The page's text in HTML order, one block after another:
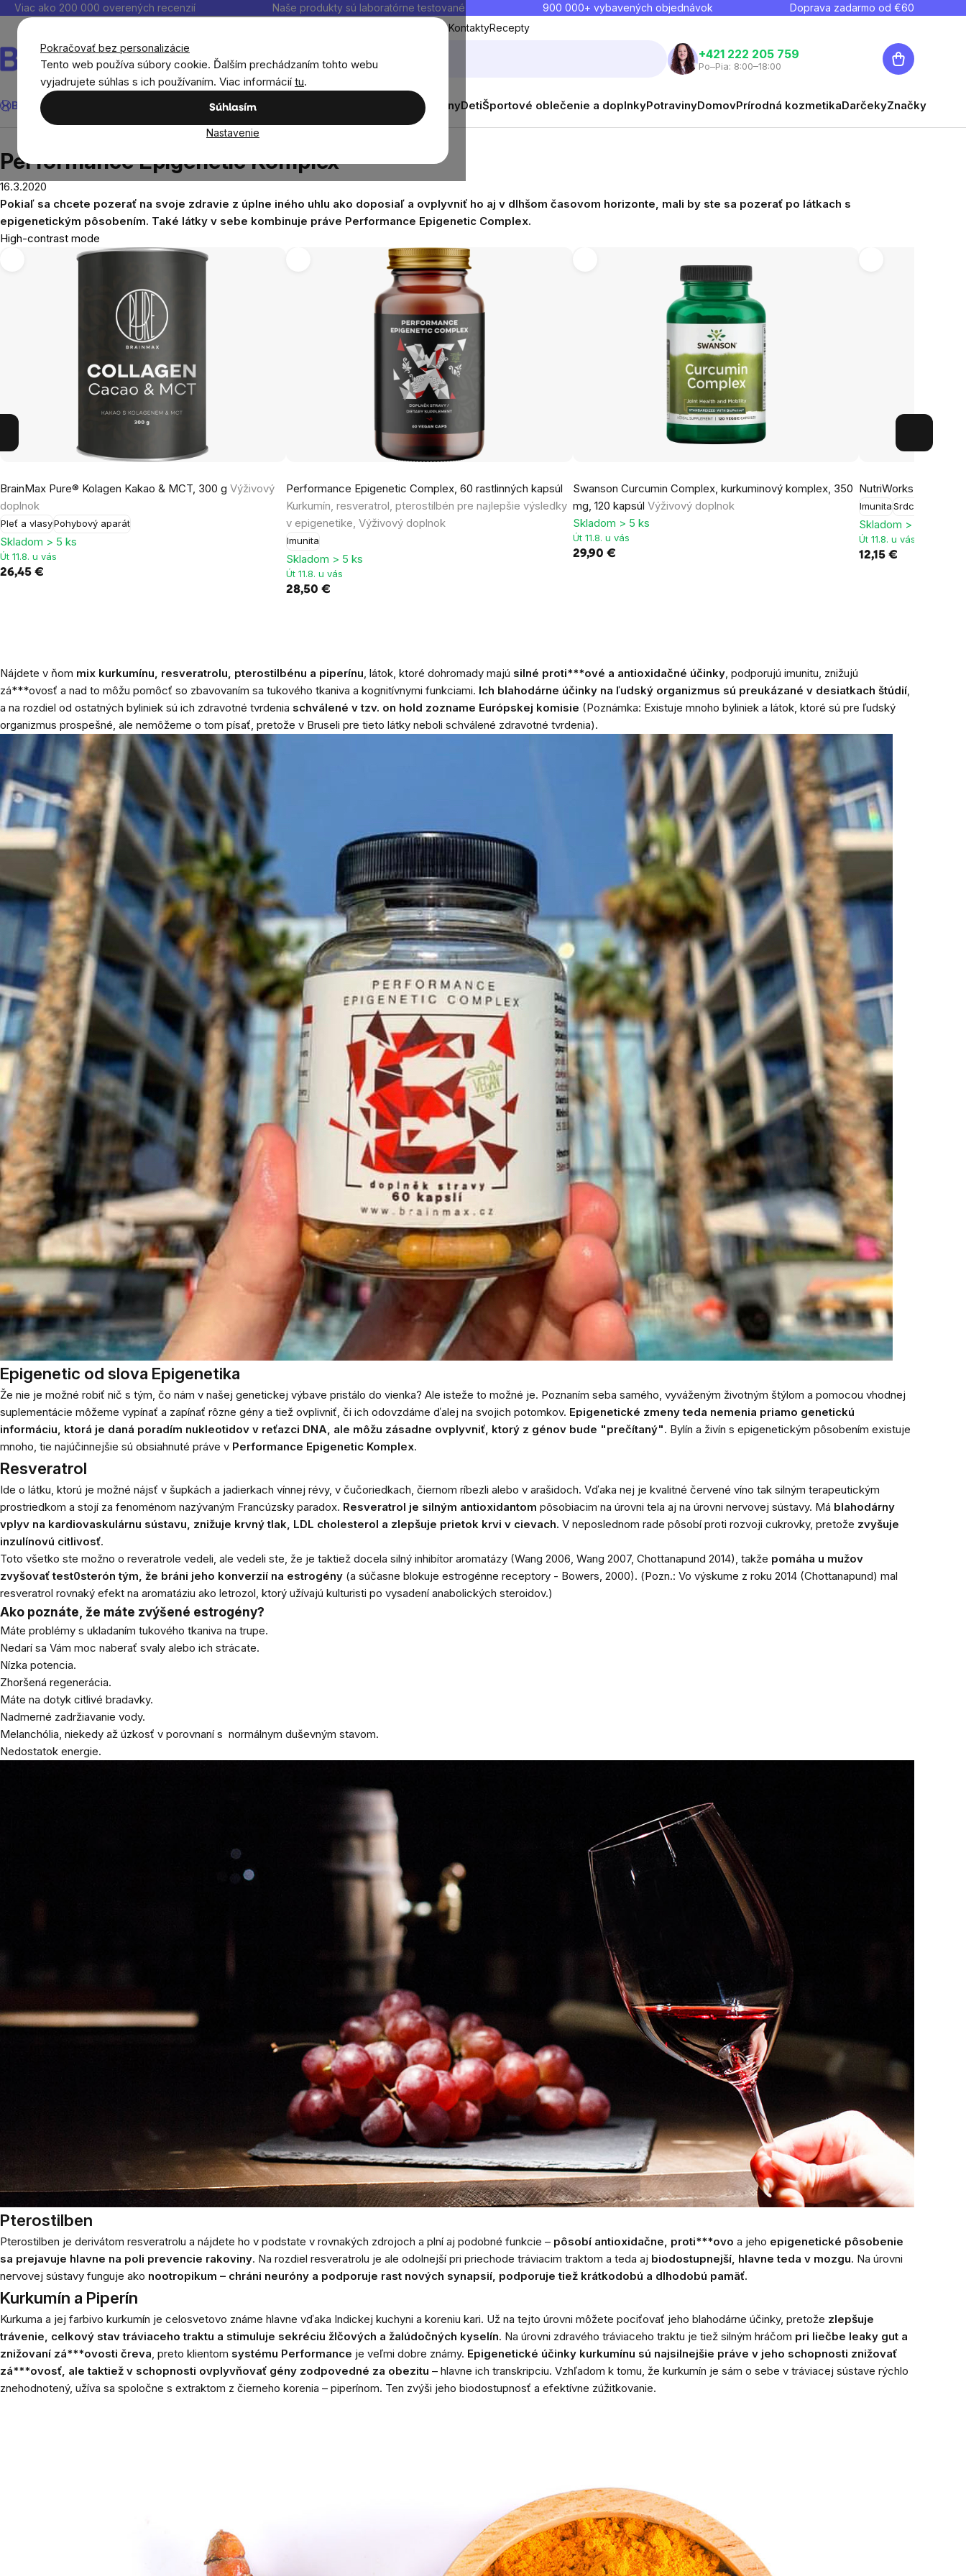
Pokračovať bez personalizácie
Tento web používa súbory cookie. Ďalším prechádzaním tohto webu
vyjadrujete súhlas s ich používaním. Viac informácií tu.
Súhlasím
Nastavenie
PrejsťViac ako 200 000 overených recenzií Naše produkty sú laboratórne testované 900 000+ vybavených objednávok Doprava zadarmo od €60
Doprava a platbaKontaktyRecepty
Hľadať
+421 222 205 759
Po–Pia: 8:00–18:00
Nákupný
košík
BrainMax® Výživové doplnky Muži ŽenyDetiŠportové oblečenie a doplnkyPotravinyDomovPrírodná kozmetikaDarčekyZnačky
Performance Epigenetic Komplex
Performance Epigenetic Komplex
16.3.2020
Pokiaľ sa chcete pozerať na svoje zdravie z úplne iného uhlu ako doposiaľ a ovplyvniť ho aj v dlhšom časovom horizonte, mali by ste sa pozerať po látkach s
epigenetickým pôsobením. Také látky v sebe kombinuje práve Performance Epigenetic Complex.
High-contrast mode
BrainMax Pure® Kolagen Kakao & MCT, 300 g Výživový
doplnok
Pleť a vlasyPohybový aparát
Skladom > 5 ks
Út 11.8. u vás
26,45 €
Performance Epigenetic Complex, 60 rastlinných kapsúl
Kurkumín, resveratrol, pterostilbén pre najlepšie výsledky
v epigenetike, Výživový doplnok
Imunita
Skladom > 5 ks
Út 11.8. u vás
28,50 €
Swanson Curcumin Complex, kurkuminový komplex, 350
mg, 120 kapsúl Výživový doplnok
Skladom > 5 ks
Út 11.8. u vás
29,90 €
NutriWorks Strong
ImunitaSrdce a cievy
Skladom > 5 ks
Út 11.8. u vás
12,15 €
Nájdete v ňom mix kurkumínu, resveratrolu, pterostilbénu a piperínu , látok, ktoré dohromady majú silné proti***ové a antioxidačné účinky , podporujú imunitu, znižujú
zá***ovosť a nad to môžu pomôcť so zbavovaním sa tukového tkaniva a kognitívnymi funkciami. Ich blahodárne účinky na ľudský organizmus sú preukázané v desiatkach štúdií
a na rozdiel od ostatných byliniek sú ich zdravotné tvrdenia schválené v tzv. on hold zozname Európskej komisie (Poznámka: Existuje mnoho byliniek a látok, ktoré sú pre ľudský
organizmus prospešné, ale nemôžeme o tom písať, pretože v Bruseli pre tieto látky neboli schválené zdravotné tvrdenia).
Epigenetic od slova Epigenetika
Že nie je možné robiť nič s tým, čo nám v našej genetickej výbave pristálo do vienka? Ale isteže to možné je. Poznaním seba samého, vyváženým životným štýlom a pomocou vhodnej
suplementácie môžeme vypínať a zapínať rôzne gény a tiež ovplivniť, či ich odovzdáme ďalej na svojich potomkov. Epigenetické zmeny teda nemenia priamo genetickú
informáciu, ktorá je daná poradím nukleotidov v reťazci DNA, ale môžu zásadne ovplyvniť, ktorý z génov bude "prečítaný". Bylín a živín s epigenetickým pôsobením existuje
mnoho, tie najúčinnejšie sú obsiahnuté práve v Performance Epigenetic Komplex.
Resveratrol
Ide o látku, ktorú je možné nájsť v šupkách a jadierkach vínnej révy, v čučoriedkach, čiernom ríbezli alebo v arašidoch. Vďaka nej je kvalitné červené víno tak silným terapeutickým
prostriedkom a stojí za fenoménom nazývaným Francúzsky paradox. Resveratrol je silným antioxidantom pôsobiacim na úrovni tela aj na úrovni nervovej sústavy. Má blahodárny
vplyv na kardiovaskulárnu sústavu, znižuje krvný tlak, LDL cholesterol a zlepšuje prietok krvi v cievach. V neposlednom rade pôsobí proti rozvoji cukrovky, pretože zvyšuje
inzulínovú citlivosť.
Toto všetko ste možno o reveratrole vedeli, ale vedeli ste, že je taktiež docela silný inhibítor aromatázy (Wang 2006, Wang 2007, Chottanapund 2014), takže pomáha u mužov
zvyšovať test0sterón tým, že bráni jeho konverzií na estrogény (a súčasne blokuje estrogénne receptory - Bowers, 2000). (Pozn.: Vo výskume z roku 2014 (Chottanapund) mal
resveratrol rovnaký efekt na aromatáziu ako letrozol, ktorý užívajú kulturisti po vysadení anabolických steroidov.)
Ako poznáte, že máte zvýšené estrogény?
Máte problémy s ukladaním tukového tkaniva na trupe.
Nedarí sa Vám moc naberať svaly alebo ich strácate.
Nízka potencia.
Zhoršená regenerácia.
Máte na dotyk citlivé bradavky.
Nadmerné zadržiavanie vody.
Melanchólia, niekedy až úzkosť v porovnaní s normálnym duševným stavom.
Nedostatok energie.
Pterostilben
Pterostilben je derivátom resveratrolu a nájdete ho v podstate v rovnakých zdrojoch a plní aj podobné funkcie – pôsobí antioxidačne, proti***ovo a jeho epigenetické pôsobenie
sa prejavuje hlavne na poli prevencie rakoviny. Na rozdiel resveratrolu je ale odolnejší pri priechode tráviacim traktom a teda aj biodostupnejší, hlavne teda v mozgu. Na úrovni
nervovej sústavy funguje ako nootropikum – chráni neuróny a podporuje rast nových synapsií, podporuje tiež krátkodobú a dlhodobú pamäť.
Kurkumín a Piperín
Kurkuma a jej farbivo kurkumín je celosvetovo známe hlavne vďaka Indickej kuchyni a koreniu kari. Už na tejto úrovni môžete pociťovať jeho blahodárne účinky, pretože zlepšuje
trávenie, celkový stav tráviaceho traktu a stimuluje sekréciu žlčových a žalúdočných kyselín. Na úrovni zdravého tráviaceho traktu je tiež silným hráčom pri liečbe leaky gut a
znižovaní zá***ovosti čreva, preto klientom systému Performance je veľmi dobre známy. Epigenetické účinky kurkumínu sú najsilnejšie práve v jeho schopnosti znižovať
zá***ovosť, ale taktiež v schopnosti ovplyvňovať gény zodpovedné za obezitu – hlavne ich transkripciu. Vzhľadom k tomu, že kurkumín je sám o sebe v tráviacej sústave rýchlo
znehodnotený, užíva sa spoločne s extraktom z čierneho korenia – piperínom. Ten zvýši jeho biodostupnosť a efektívne zúžitkovanie.